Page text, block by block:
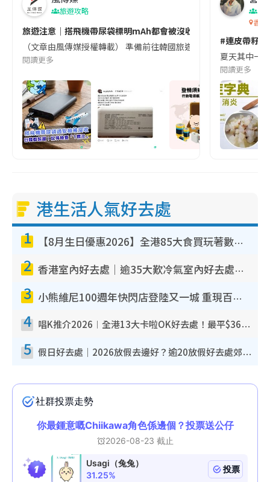
旅遊攻略
旅遊注意｜搭飛機帶尿袋標明mAh都會被沒收😱出發前切記檢查
（文章由風傳媒授權轉載） 準備前往韓國旅遊的民眾，近期要
閱讀更多
香港
#連皮帶籽
夏天其中一
閱讀更多
港生活人氣好去處
1 【8月生日優惠2026】全港85大食買玩著數攻略 自助餐/火鍋放題同行免費＋誠品/DONKI送現金券
2 香港室內好去處｜逾35大歎冷氣室內好去處推介 室內活動免費避雨無懼落雨
3 小熊維尼100週年快閃店登陸又一城 重現百畝森林經典場景／獨家限定盲盒登場／專屬DIY香水
4 唱K推介2026︱全港13大卡啦OK好去處！最平$36起 日文K都有！(附地址+收費詳情)
5 假日好去處｜2026放假去邊好？逾20放假好去處郊外/秘景 休閒半日或一日遊